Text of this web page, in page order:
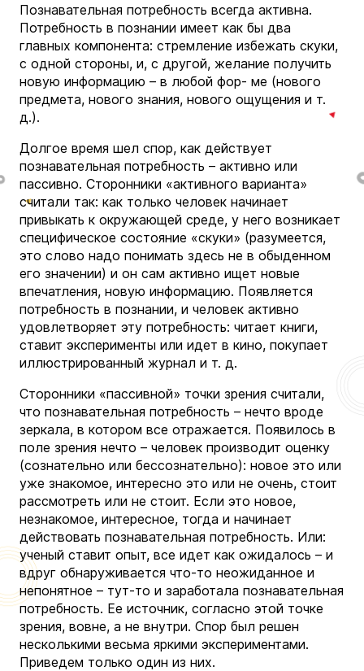
Познавательная потребность всегда активна.
Потребность в познании имеет как бы два
главных компонента: стремление избежать скуки,
с одной стороны, и, с другой, желание получить
новую информацию – в любой фор- ме (нового
предмета, нового знания, нового ощущения и т.
д.).
Долгое время шел спор, как действует
познавательная потребность – активно или
пассивно. Сторонники «активного варианта»
считали так: как только человек начинает
привыкать к окружающей среде, у него возникает
специфическое состояние «скуки» (разумеется,
это слово надо понимать здесь не в обыденном
его значении) и он сам активно ищет новые
впечатления, новую информацию. Появляется
потребность в познании, и человек активно
удовлетворяет эту потребность: читает книги,
ставит эксперименты или идет в кино, покупает
иллюстрированный журнал и т. д.
Сторонники «пассивной» точки зрения считали,
что познавательная потребность – нечто вроде
зеркала, в котором все отражается. Появилось в
поле зрения нечто – человек производит оценку
(сознательно или бессознательно): новое это или
уже знакомое, интересно это или не очень, стоит
рассмотреть или не стоит. Если это новое,
незнакомое, интересное, тогда и начинает
действовать познавательная потребность. Или:
ученый ставит опыт, все идет как ожидалось – и
вдруг обнаруживается что-то неожиданное и
непонятное – тут-то и заработала познавательная
потребность. Ее источник, согласно этой точке
зрения, вовне, а не внутри. Спор был решен
несколькими весьма яркими экспериментами.
Приведем только один из них.